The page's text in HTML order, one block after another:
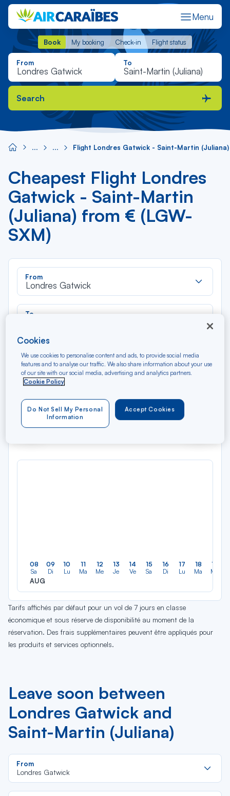
Menu
Book My booking Check-in Flight status
Book My booking Check-in Flight status
From To
Search
Flight Londres Gatwick - Saint-Martin (Juliana)
Cheapest Flight Londres
Gatwick - Saint-Martin
(Juliana) from € (LGW-
SXM)
From
Londres Gatwick
To
Type of travel
Round trip One way
AUG 2026
N/A*
08
Sa
AUG
09
Di
10
Lu
11
Ma
12
Me
13
Je
14
Ve
15
Sa
16
Di
17
Lu
18
Ma
19
Me
Tarifs affichés par défaut pour un vol de 7 jours en classe
économique et sous réserve de disponibilité au moment de la
réservation. Des frais supplémentaires peuvent être appliqués pour
les produits et services optionnels.
Leave soon between
Londres Gatwick and
Saint-Martin (Juliana)
From
Londres Gatwick
Cookies
We use cookies to personalise content and ads, to provide social media
features and to analyse our traffic. We also share information about your use
of our site with our social media, advertising and analytics partners.
Cookie Policy
Accept Cookies
Do Not Sell My Personal
Information